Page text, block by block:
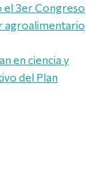
el 3er Congreso
agroalimentario
en ciencia y
del Plan